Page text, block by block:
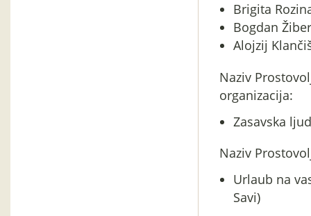
Brigita
Bogdan
Alojzij
Naziv
organizacija:
Zasavska
Naziv
Urlaub na
Savi)